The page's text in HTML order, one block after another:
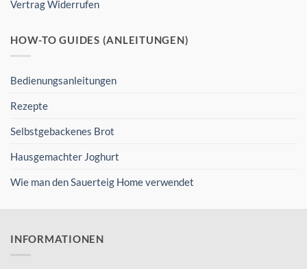
Vertrag Widerrufen
HOW-TO GUIDES (ANLEITUNGEN)
Bedienungsanleitungen
Rezepte
Selbstgebackenes Brot
Hausgemachter Joghurt
Wie man den Sauerteig Home verwendet
INFORMATIONEN